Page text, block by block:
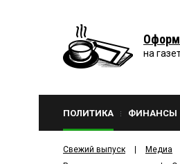
на
ПОЛИТИКА ФИНАНСЫ
Свежий выпуск Медиа